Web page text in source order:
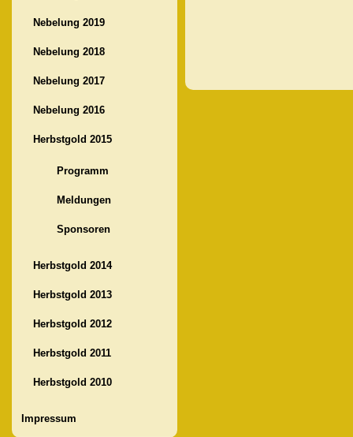
Nebelung 2019
Nebelung 2018
Nebelung 2017
Nebelung 2016
Herbstgold 2015
Programm
Meldungen
Sponsoren
Herbstgold 2014
Herbstgold 2013
Herbstgold 2012
Herbstgold 2011
Herbstgold 2010
Impressum